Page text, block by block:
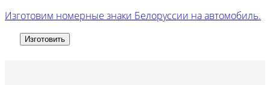
Изготовим номерные знаки Белоруссии на автомобиль.
Изготовить